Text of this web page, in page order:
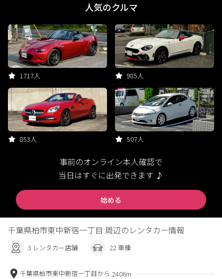
人気のクルマ
1717人 985人
853人 507人
事前のオンライン本人確認で
当日はすぐに出発できます ♪
始める
千葉県柏市東中新宿一丁目 周辺のレンタカー情報
3 レンタカー店舗 22 車種
千葉県柏市東中新宿一丁目から 2406m